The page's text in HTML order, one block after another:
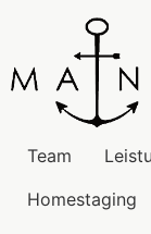
Team
Homestaging